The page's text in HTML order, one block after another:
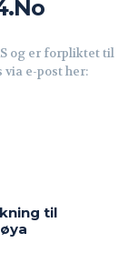
og er forpliktet til
e-post her:
til